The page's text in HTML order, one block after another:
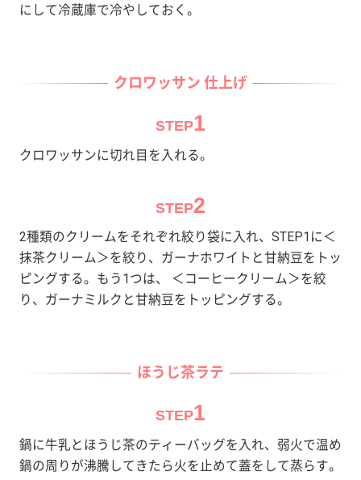
にして冷蔵庫で冷やしておく。
クロワッサン 仕上げ
STEP1
クロワッサンに切れ目を入れる。
STEP2
2種類のクリームをそれぞれ絞り袋に入れ、STEP1に＜
抹茶クリーム＞を絞り、ガーナホワイトと甘納豆をトッ
ピングする。もう1つは、 ＜コーヒークリーム＞を絞
り、ガーナミルクと甘納豆をトッピングする。
ほうじ茶ラテ
STEP1
鍋に牛乳とほうじ茶のティーバッグを入れ、弱火で温め
鍋の周りが沸騰してきたら火を止めて蓋をして蒸らす。